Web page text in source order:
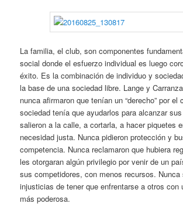
La familia, el club, son componentes
social donde el esfuerzo individual es luego
éxito. Es la combinación de individuo y
la base de una sociedad libre. Lange y
nunca afirmaron que tenían un “derecho” por el
sociedad tenía que ayudarlos para alcanzar
salieron a la calle, a cortarla, a hacer piquetes
necesidad justa. Nunca pidieron protección y
competencia. Nunca reclamaron que hubiera
les otorgaran algún privilegio por venir de un
sus competidores, con menos recursos. Nunca
injusticias de tener que enfrentarse a otros con
más poderosa.